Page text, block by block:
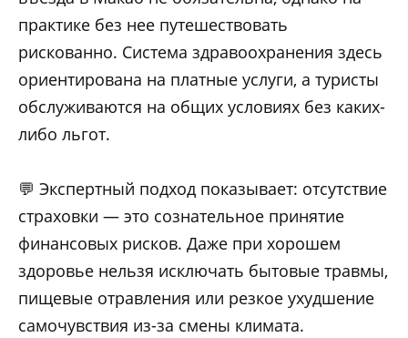
практике без нее путешествовать
рискованно. Система здравоохранения здесь
ориентирована на платные услуги, а туристы
обслуживаются на общих условиях без каких-
либо льгот.
💬 Экспертный подход показывает: отсутствие
страховки — это сознательное принятие
финансовых рисков. Даже при хорошем
здоровье нельзя исключать бытовые травмы,
пищевые отравления или резкое ухудшение
самочувствия из-за смены климата.